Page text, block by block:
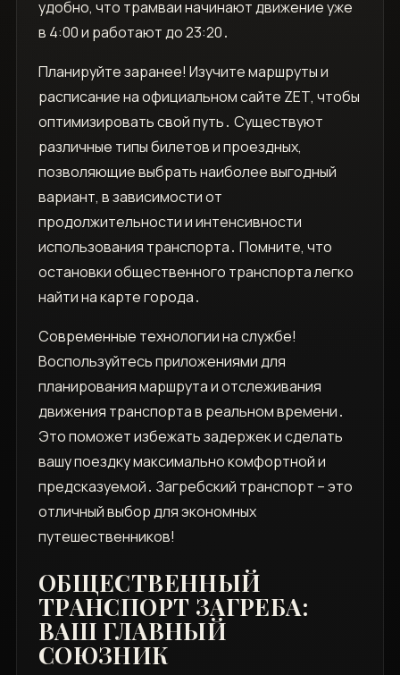
удобно‚ что трамваи начинают движение уже
в 4:00 и работают до 23:20․
Планируйте заранее! Изучите маршруты и
расписание на официальном сайте ZET‚ чтобы
оптимизировать свой путь․ Существуют
различные типы билетов и проездных‚
позволяющие выбрать наиболее выгодный
вариант‚ в зависимости от
продолжительности и интенсивности
использования транспорта․ Помните‚ что
остановки общественного транспорта легко
найти на карте города․
Современные технологии на службе!
Воспользуйтесь приложениями для
планирования маршрута и отслеживания
движения транспорта в реальном времени․
Это поможет избежать задержек и сделать
вашу поездку максимально комфортной и
предсказуемой․ Загребский транспорт – это
отличный выбор для экономных
путешественников!
ОБЩЕСТВЕННЫЙ
ТРАНСПОРТ ЗАГРЕБА:
ВАШ ГЛАВНЫЙ
СОЮЗНИК